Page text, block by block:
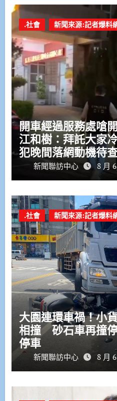
.社會 新聞來源:記者爆料
開車經過服務處嗆
江和樹：拜託大家
犯晚間落網動機待
新聞聯訪中心 8 月
.社會 新聞來源:記者爆料
大園連環車禍！小
相撞 砂石車再撞
停車
新聞聯訪中心 8 月